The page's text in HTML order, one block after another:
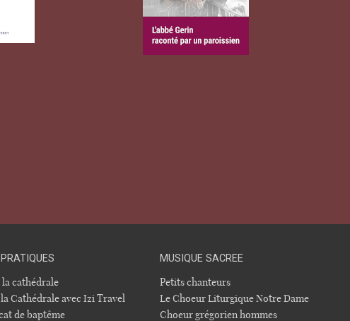
PRATIQUES
la cathédrale
Cathédrale avec Izi Travel
de baptême
MUSIQUE SACREE
Petits chanteurs
Le Choeur Liturgique Notre Dame
Choeur grégorien hommes